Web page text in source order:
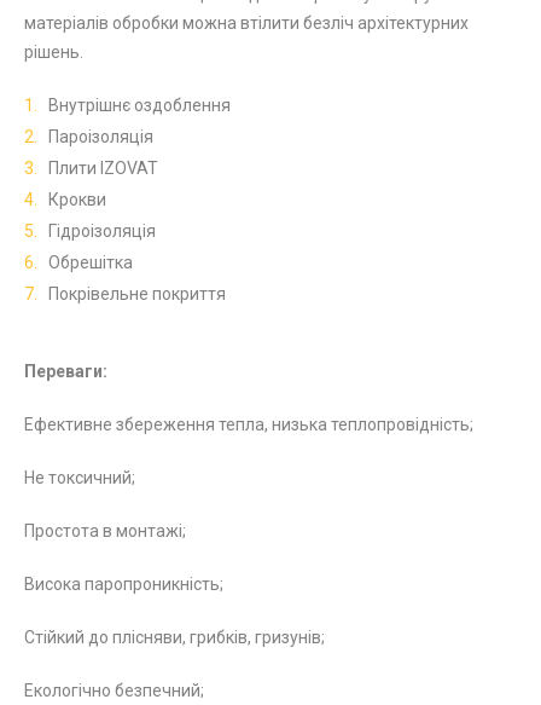
матеріалів обробки можна втілити безліч архітектурних
рішень.
Внутрішнє оздоблення
Пароізоляція
Плити IZOVAT
Крокви
Гідроізоляція
Обрешітка
Покрівельне покриття
Переваги:
Ефективне збереження тепла, низька теплопровідність;
Не токсичний;
Простота в монтажі;
Висока паропроникність;
Стійкий до плісняви, грибків, гризунів;
Екологічно безпечний;